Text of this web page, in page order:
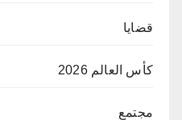
قضايا
كأس العالم 2026
مجتمع